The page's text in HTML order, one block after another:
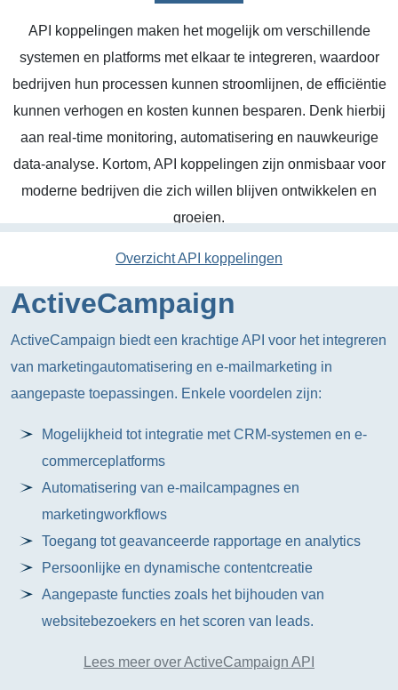
API koppelingen maken het mogelijk om verschillende
systemen en platforms met elkaar te integreren, waardoor
bedrijven hun processen kunnen stroomlijnen, de efficiëntie
kunnen verhogen en kosten kunnen besparen. Denk hierbij
aan real-time monitoring, automatisering en nauwkeurige
data-analyse. Kortom, API koppelingen zijn onmisbaar voor
moderne bedrijven die zich willen blijven ontwikkelen en
groeien.
Overzicht API koppelingen
ActiveCampaign
ActiveCampaign biedt een krachtige API voor het integreren
van marketingautomatisering en e-mailmarketing in
aangepaste toepassingen. Enkele voordelen zijn:
Mogelijkheid tot integratie met CRM-systemen en e-
commerceplatforms
Automatisering van e-mailcampagnes en
marketingworkflows
Toegang tot geavanceerde rapportage en analytics
Persoonlijke en dynamische contentcreatie
Aangepaste functies zoals het bijhouden van
websitebezoekers en het scoren van leads.
Lees meer over ActiveCampaign API